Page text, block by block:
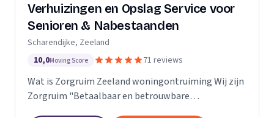
Verhuizingen en Opslag Service voor
Senioren & Nabestaanden
Scharendijke, Zeeland
10,0Moving Score 71 reviews
Wat is Zorgruim Zeeland woningontruiming Wij zijn
Zorgruim "Betaalbaar en betrouwbare